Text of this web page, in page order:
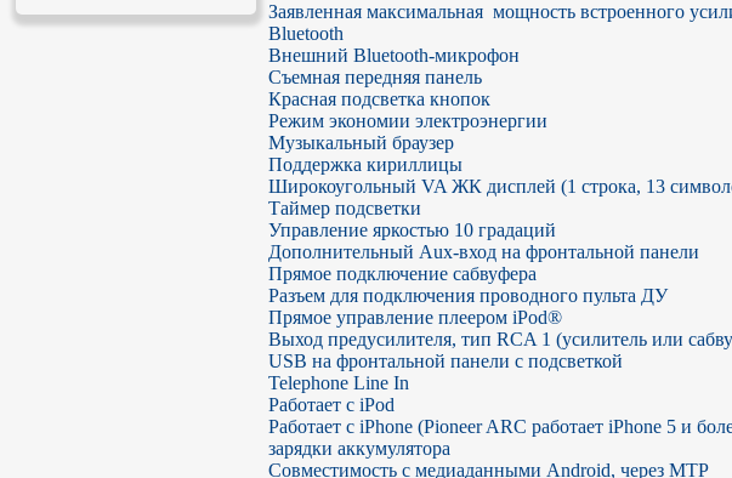
Заявленная максимальная  мощность встроенного
Bluetooth
Внешний Bluetooth-микрофон
Съемная передняя панель
Красная подсветка кнопок
Режим экономии электроэнергии
Музыкальный браузер
Поддержка кириллицы
Широкоугольный VA ЖК дисплей (1 строка, 13
Таймер подсветки
Управление яркостью 10 градаций
Дополнительный Aux-вход на фронтальной панели
Прямое подключение сабвуфера
Разъем для подключения проводного пульта ДУ
Прямое управление плеером iPod®
Выход предусилителя, тип RCA 1 (усилитель или
USB на фронтальной панели c подсветкой
Telephone Line In
Работает с iPod
Работает с iPhone (Pioneer ARC работает iPhone 5 и
зарядки аккумулятора
Совместимость с медиаданными Android, через MTP